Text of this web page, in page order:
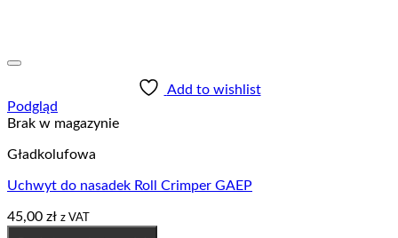
Add to wishlist
Podgląd
Brak w magazynie
Gładkolufowa
Uchwyt do nasadek Roll Crimper GAEP
45,00 zł z VAT